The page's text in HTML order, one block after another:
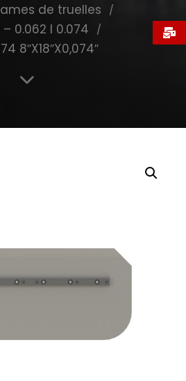
de truelles
– 0.062 I 0.074
8″X18″X0,074″